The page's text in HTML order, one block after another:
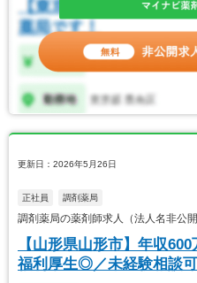
更新日：2026年5月26日
正社員 調剤薬局
調剤薬局の薬剤師求人（法人名非公
【山形県山形市】年収
福利厚生◎／未経験相談